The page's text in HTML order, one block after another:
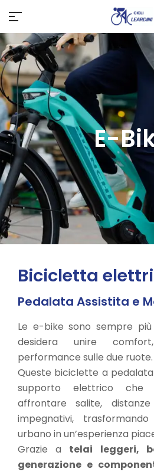
E-
Bicicletta
Pedalata Assistita e
Le e-bike sono sempre
desidera unire
performance sulle due ruote.
Queste biciclette a
supporto elettrico che
affrontare salite,
impegnativi,
urbano in un’esperienza
Grazie a telai leggeri,
generazione e